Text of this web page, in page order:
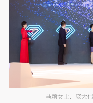
马颖女士、庞大